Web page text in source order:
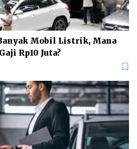
Mobil Listrik, Mana
Rp10 Juta?